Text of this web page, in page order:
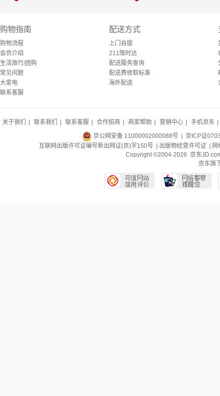
购物指南
购物流程
会员介绍
生活旅行/团购
常见问题
大家电
联系客服
配送方式
上门自提
211限时达
配送服务查询
配送费收取标准
海外配送
关于我们 联系我们 联系客服 合作招商 商家帮助 营销中心 手机京东
京公网安备 11000002000088号 | 京ICP证
互联网出版许可证编号新出网证(京)字150号 | 出版物经营许可证
Copyright ©2004-2026 京东
京东旗